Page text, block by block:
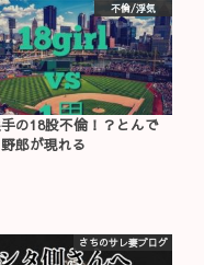
不倫/浮気
の18股不倫！？とんで
郎が現れる
さちのサレ妻ブログ